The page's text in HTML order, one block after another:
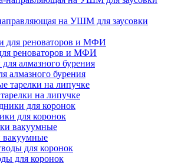
на УШМ для заусовки
реноваторов и МФИ
алмазного бурения
на липучке
для коронок
вакуумные
для коронок